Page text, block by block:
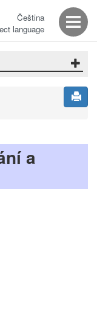
Čeština
language
a